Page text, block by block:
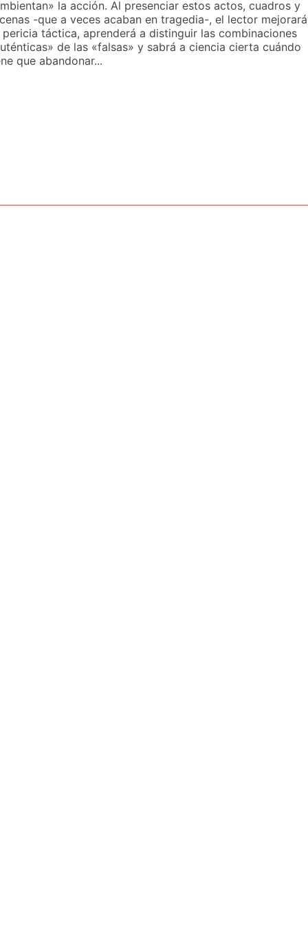
la acción. Al presenciar estos actos, cuadros y
-que a veces acaban en tragedia-, el lector mejorará
pericia táctica, aprenderá a distinguir las combinaciones
de las «falsas» y sabrá a ciencia cierta cuándo
que abandonar...